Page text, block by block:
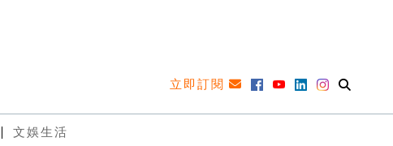
立即訂閱
文娛生活